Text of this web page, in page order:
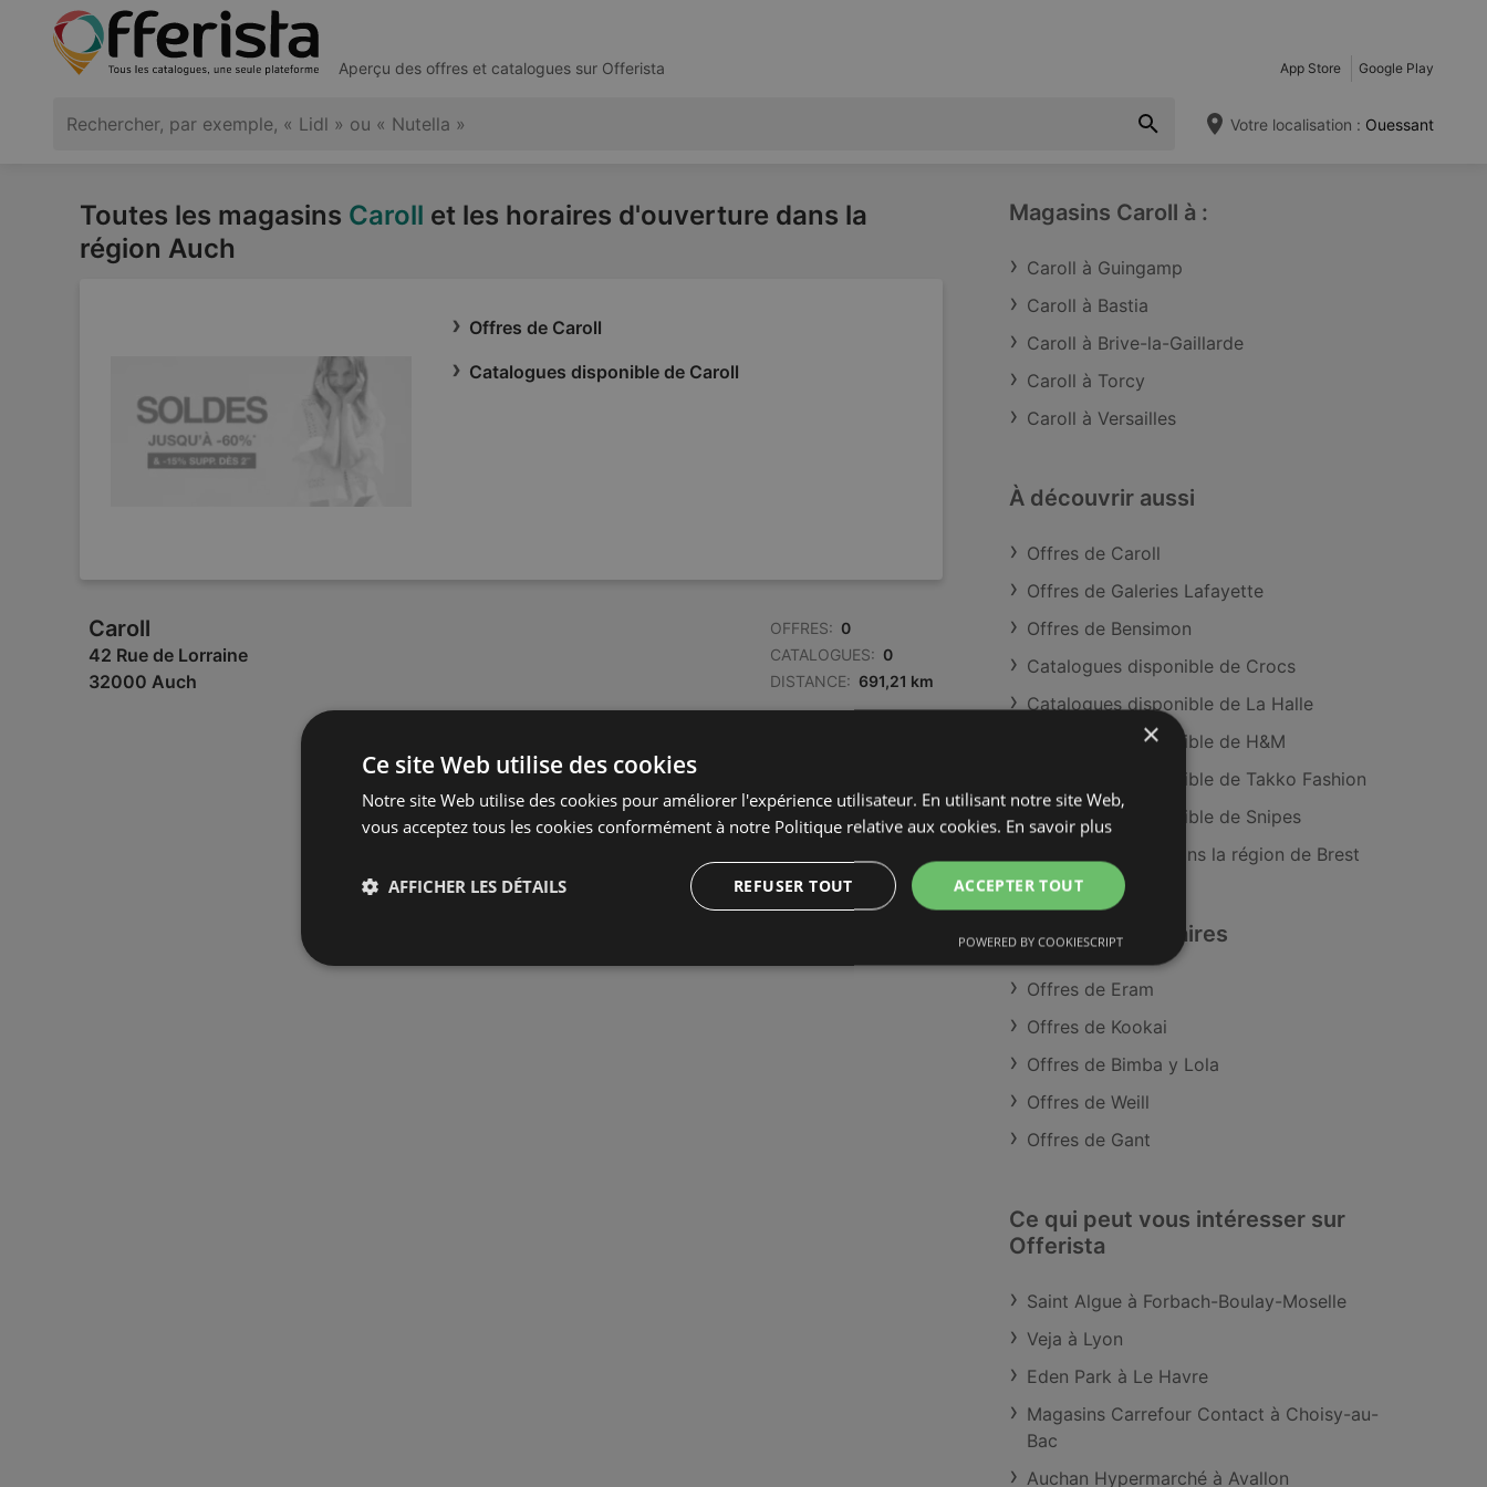
Aperçu des offres et catalogues sur Offerista App Store Google Play
Votre localisation : Ouessant
Toutes les magasins Caroll et les horaires d'ouverture dans la
région Auch
Offres de Caroll
Catalogues disponible de Caroll
Caroll
42 Rue de Lorraine
32000 Auch
OFFRES: 0
CATALOGUES: 0
DISTANCE: 691,21 km
Magasins Caroll à :
Caroll à Guingamp
Caroll à Bastia
Caroll à Brive-la-Gaillarde
Caroll à Torcy
Caroll à Versailles
À découvrir aussi
Offres de Caroll
Offres de Galeries Lafayette
Offres de Bensimon
Catalogues disponible de Crocs
Catalogues disponible de La Halle
Catalogues disponible de H&M
Catalogues disponible de Takko Fashion
Catalogues disponible de Snipes
Magasins Caroll dans la région de Brest
Détaillants similaires
Offres de Eram
Offres de Kookai
Offres de Bimba y Lola
Offres de Weill
Offres de Gant
Ce qui peut vous intéresser sur
Offerista
Saint Algue à Forbach-Boulay-Moselle
Veja à Lyon
Eden Park à Le Havre
Magasins Carrefour Contact à Choisy-au-
Bac
Auchan Hypermarché à Avallon
×
Ce site Web utilise des cookies
Notre site Web utilise des cookies pour améliorer l'expérience utilisateur. En utilisant notre site Web,
vous acceptez tous les cookies conformément à notre Politique relative aux cookies. En savoir plus
ACCEPTER TOUT
REFUSER TOUT
AFFICHER LES DÉTAILS
POWERED BY COOKIESCRIPT